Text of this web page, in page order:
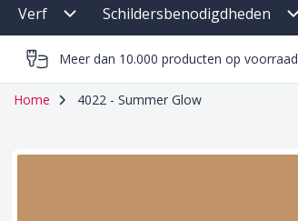
Verf Schildersbenodigdheden
Meer dan 10.000 producten op voorraad
Home 4022 - Summer Glow